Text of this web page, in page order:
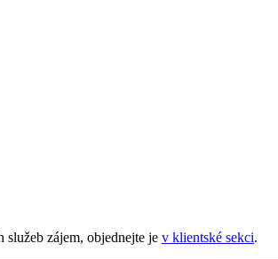
služeb zájem, objednejte je v klientské sekci.